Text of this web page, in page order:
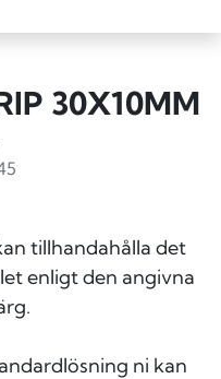
30X10MM
tillhandahålla det
enligt den angivna
ni kan